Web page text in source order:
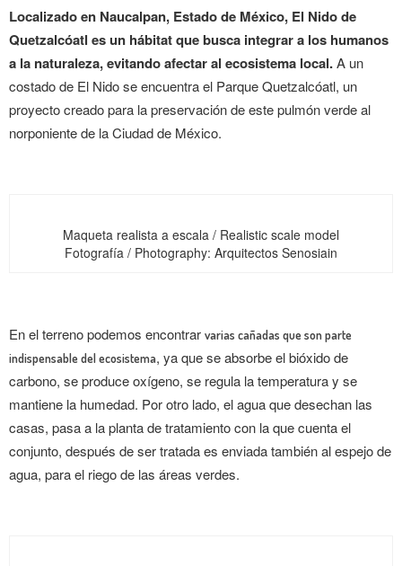
Localizado en Naucalpan, Estado de México, El Nido de
Quetzalcóatl es un hábitat que busca integrar a los humanos
a la naturaleza, evitando afectar al ecosistema local.A un
costado de El Nido se encuentra el Parque Quetzalcóatl, un
proyecto creado para la preservación de este pulmón verde al
norponiente de la Ciudad de México.
Maqueta realista a escala / Realistic scale model
Fotografía / Photography: Arquitectos Senosiain
En el terreno podemos encontrar varias cañadas que son parte
indispensable del ecosistema, ya que se absorbe el bióxido de
carbono, se produce oxígeno, se regula la temperatura y se
mantiene la humedad. Por otro lado, el agua que desechan las
casas, pasa a la planta de tratamiento con la que cuenta el
conjunto, después de ser tratada es enviada también al espejo de
agua, para el riego de las áreas verdes.